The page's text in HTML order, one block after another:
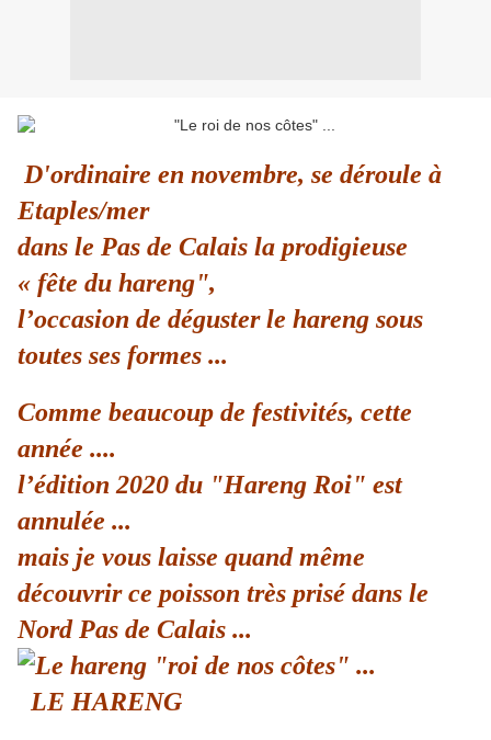
D'ordinaire en novembre, se déroule à
Etaples/mer
dans le Pas de Calais la prodigieuse
« fête du hareng",
l’occasion de déguster le hareng sous
toutes ses formes ...
Comme beaucoup de festivités, cette
année ....
l’édition 2020 du "Hareng Roi" est
annulée ...
mais je vous laisse quand même
découvrir ce poisson très prisé dans le
Nord Pas de Calais ...
LE HARENG